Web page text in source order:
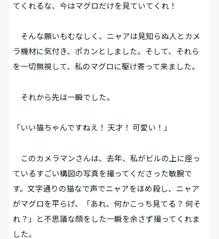
てくれるな、今はマグロだけを見ていてくれ！
そんな願いもむなしく、ニャアは見知らぬ人とカメ
ラ機材に気付き、ポカンとしました。そして、それら
を一切無視して、私のマグロに駆け寄って来ました。
それから先は一瞬でした。
「いい猫ちゃんですねえ！ 天才！ 可愛い！」
このカメラマンさんは、去年、私がビルの上に座っ
ているすごい構図の写真を撮ってくださった敏腕で
す。文字通りの猫なで声でニャアをほめ殺し、ニャア
がマグロを平らげ、「あれ、何かこっち見てる？ 何そ
れ？」と不思議な顔をした一瞬を余さず撮ってくれま
した。